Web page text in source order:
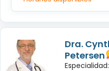
Dra.
Petersen